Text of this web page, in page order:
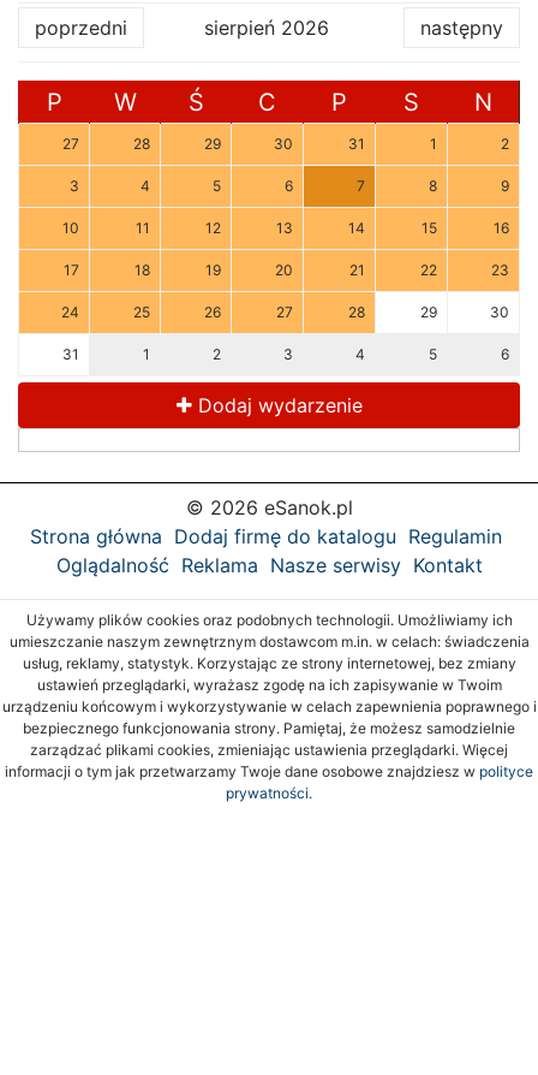
poprzedni sierpień 2026 następny
P W Ś C P S N
27 28 29 30 31 1 2
3 4 5 6 7 8 9
10 11 12 13 14 15 16
17 18 19 20 21 22 23
24 25 26 27 28 29 30
31 1 2 3 4 5 6
Dodaj wydarzenie
© 2026 eSanok.pl
Strona główna Dodaj firmę do katalogu Regulamin
Oglądalność Reklama Nasze serwisy Kontakt
Używamy plików cookies oraz podobnych technologii. Umożliwiamy ich
umieszczanie naszym zewnętrznym dostawcom m.in. w celach: świadczenia
usług, reklamy, statystyk. Korzystając ze strony internetowej, bez zmiany
ustawień przeglądarki, wyrażasz zgodę na ich zapisywanie w Twoim
urządzeniu końcowym i wykorzystywanie w celach zapewnienia poprawnego i
bezpiecznego funkcjonowania strony. Pamiętaj, że możesz samodzielnie
zarządzać plikami cookies, zmieniając ustawienia przeglądarki. Więcej
informacji o tym jak przetwarzamy Twoje dane osobowe znajdziesz w polityce
prywatności.